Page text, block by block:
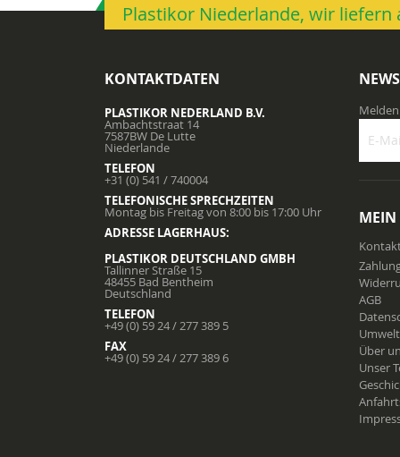
Plastikor Niederlande, wir liefern
KONTAKTDATEN
PLASTIKOR NEDERLAND B.V.
Ambachtstraat 14
7587BW De Lutte
Niederlande
TELEFON
+31 (0) 541 / 740004
TELEFONISCHE SPRECHZEITEN
Montag bis Freitag von 8:00 bis 17:00 Uhr
ADRESSE LAGERHAUS:
PLASTIKOR DEUTSCHLAND GMBH
Tallinner Straße 15
48455 Bad Bentheim
Deutschland
TELEFON
+49 (0) 59 24 / 277 389 5
FAX
+49 (0) 59 24 / 277 389 6
für
unseren
an:
AGB
Über
Unser